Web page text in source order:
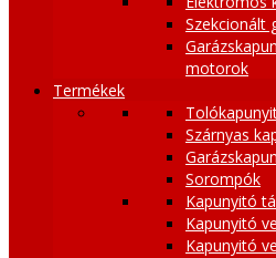
Szekcionált
motorok
Termékek
Szárnyas
Sorompók
Kapunyitó
Kapunyitó
Kapunyitó